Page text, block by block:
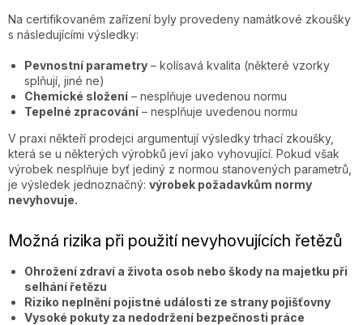
Na certifikovaném zařízení byly provedeny namátkové zkoušky
s následujícími výsledky:
Pevnostní parametry – kolísavá kvalita (některé vzorky
splňují, jiné ne)
Chemické složení – nesplňuje uvedenou normu
Tepelné zpracování – nesplňuje uvedenou normu
V praxi někteří prodejci argumentují výsledky trhací zkoušky,
která se u některých výrobků jeví jako vyhovující. Pokud však
výrobek nesplňuje byť jediný z normou stanovených parametrů,
je výsledek jednoznačný: výrobek požadavkům normy
nevyhovuje.
Možná rizika při použití nevyhovujících řetězů
Ohrožení zdraví a života osob nebo škody na majetku při
selhání řetězu
Riziko neplnění pojistné události ze strany pojišťovny
Vysoké pokuty za nedodržení bezpečnosti práce